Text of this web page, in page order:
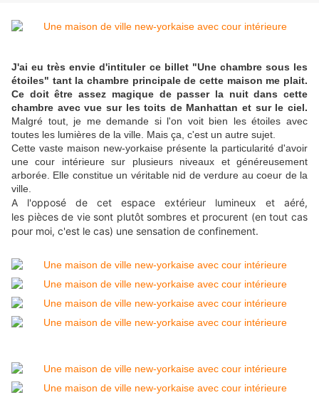
J'ai eu très envie d'intituler ce billet "Une chambre sous les
étoiles" tant la chambre principale de cette maison me plait.
Ce doit être assez magique de passer la nuit dans cette
chambre avec vue sur les toits de Manhattan et sur le ciel.
Malgré tout, je me demande si l'on voit bien les étoiles avec
toutes les lumières de la ville. Mais ça, c'est un autre sujet.
Cette vaste maison new-yorkaise présente la particularité d'avoir
une cour intérieure sur plusieurs niveaux et généreusement
arborée. Elle constitue un véritable nid de verdure au coeur de la
ville.
A l'opposé de cet espace extérieur lumineux et aéré,
les pièces de vie sont plutôt sombres et procurent (en tout cas
pour moi, c'est le cas) une sensation de confinement.